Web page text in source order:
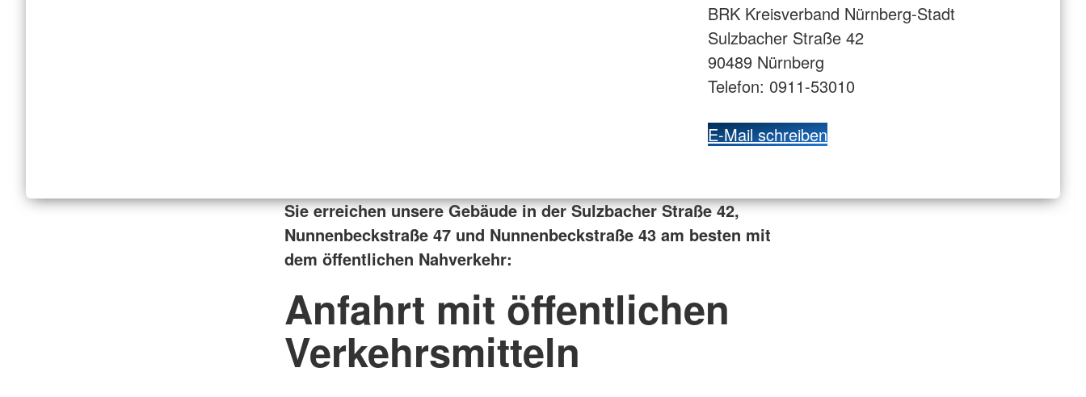
BRK Kreisverband Nürnberg-Stadt
Sulzbacher Straße 42
90489 Nürnberg
Telefon: 0911-53010
E-Mail schreiben
Sie erreichenunsere Gebäude in der Sulzbacher Straße 42,
Nunnenbeckstraße 47 und Nunnenbeckstraße 43 am besten mit
dem öffentlichen Nahverkehr:
Anfahrt mit öffentlichen
Verkehrsmitteln